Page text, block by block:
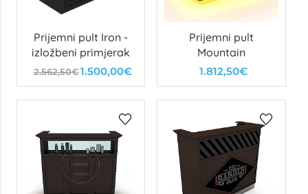
Prijemni pult Iron -
izložbeni primjerak
2.562,50€1.500,00€
Prijemni pult
Mountain
1.812,50€